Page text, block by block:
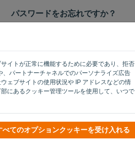
イトが正常に機能するために必要であり、拒否
パートナーチャネルでのパーソナライズ広告
ェブサイトの使用状況や IP アドレスなどの情
にあるクッキー管理ツールを使用して、いつで
べてのオプションクッキーを受け入れる
パスワードをお忘れですか？
アカウントの電子メールアドレスを入力し
す。このメールアドレスにリンクが送信さ
電子メール
ログインページに戻る